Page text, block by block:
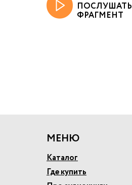
ПОСЛУШАТЬ
ФРАГМЕНТ
МЕНЮ
Каталог
Где купить